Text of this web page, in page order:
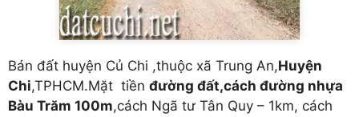
Bán đất huyện Củ Chi ,thuộc xã Trung An,Huyện
Chi,TPHCM.Mặt tiền đường đất,cách đường nhựa
Bàu Trăm 100m,cách Ngã tư Tân Quy – 1km, cách